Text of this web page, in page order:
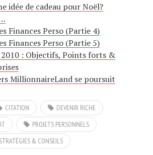
idée de cadeau pour Noël?
Finances Perso (Partie 4)
Finances Perso (Partie 5)
: Objectifs, Points forts &
MillionnaireLand se poursuit
CITATION
DEVENIR RICHE
PROJETS PERSONNELS
STRATÉGIES & CONSEILS